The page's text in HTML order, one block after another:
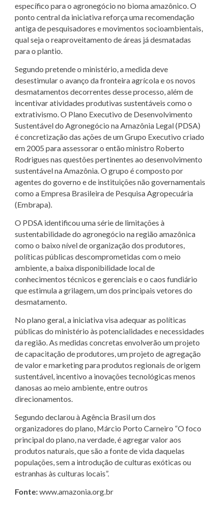
específico para o agronegócio no bioma amazônico. O
ponto central da iniciativa reforça uma recomendação
antiga de pesquisadores e movimentos socioambientais,
qual seja o reaproveitamento de áreas já desmatadas
para o plantio.
Segundo pretende o ministério, a medida deve
desestimular o avanço da fronteira agrícola e os novos
desmatamentos decorrentes desse processo, além de
incentivar atividades produtivas sustentáveis como o
extrativismo. O Plano Executivo de Desenvolvimento
Sustentável do Agronegócio na Amazônia Legal (PDSA)
é concretização das ações de um Grupo Executivo criado
em 2005 para assessorar o então ministro Roberto
Rodrigues nas questões pertinentes ao desenvolvimento
sustentável na Amazônia. O grupo é composto por
agentes do governo e de instituições não governamentais
como a Empresa Brasileira de Pesquisa Agropecuária
(Embrapa).
O PDSA identificou uma série de limitações à
sustentabilidade do agronegócio na região amazônica
como o baixo nível de organização dos produtores,
políticas públicas descomprometidas com o meio
ambiente, a baixa disponibilidade local de
conhecimentos técnicos e gerenciais e o caos fundiário
que estimula a grilagem, um dos principais vetores do
desmatamento.
No plano geral, a iniciativa visa adequar as políticas
públicas do ministério às potencialidades e necessidades
da região. As medidas concretas envolverão um projeto
de capacitação de produtores, um projeto de agregação
de valor e marketing para produtos regionais de origem
sustentável, incentivo a inovações tecnológicas menos
danosas ao meio ambiente, entre outros
direcionamentos.
Segundo declarou à Agência Brasil um dos
organizadores do plano, Márcio Porto Carneiro “O foco
principal do plano, na verdade, é agregar valor aos
produtos naturais, que são a fonte de vida daquelas
populações, sem a introdução de culturas exóticas ou
estranhas às culturas locais”.
Fonte:www.amazonia.org.br